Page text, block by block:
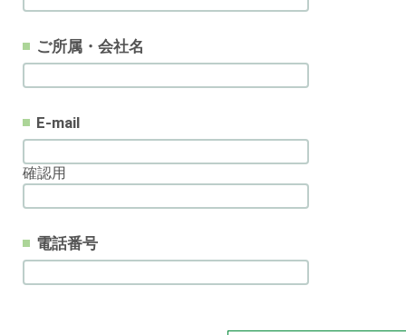
ご所属・会社名
E-mail
確認用
電話番号